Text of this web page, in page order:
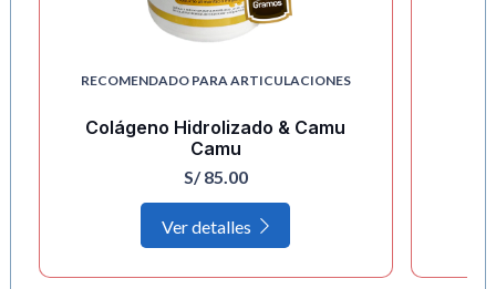
RECOMENDADO PARA ARTICULACIONES
Colágeno Hidrolizado & Camu
Camu
S/85.00
Ver detalles